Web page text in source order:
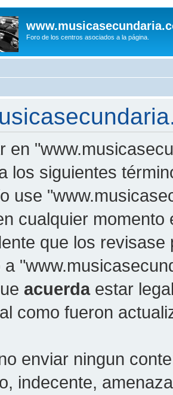
Foro de los centros asociados a la página.
en
los siguientes
use
cualquier
que los
a
acuerdaestar
como fueron
enviar ningun
indecente,